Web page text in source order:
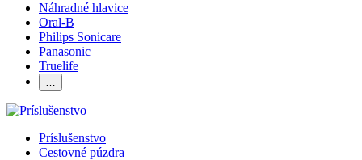
Náhradné hlavice
Oral-B
Philips Sonicare
Panasonic
Truelife
…
Príslušenstvo
Cestovné púzdra